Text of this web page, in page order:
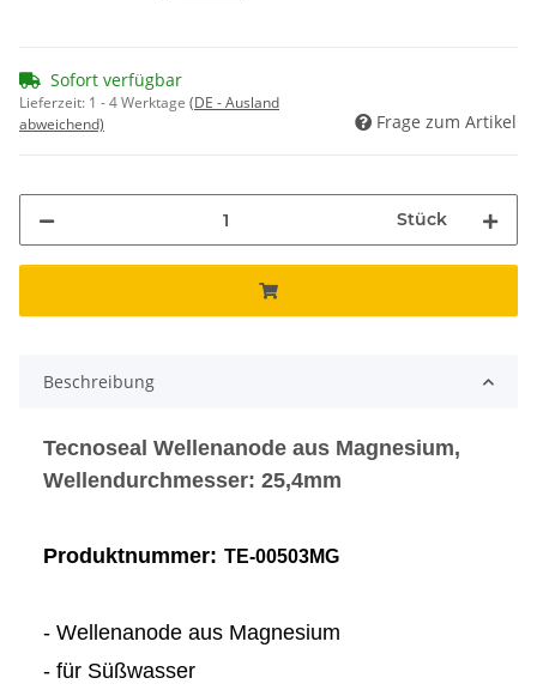
Sofort verfügbar
Lieferzeit: 1 - 4 Werktage (DE - Ausland
abweichend)
Frage zum Artikel
Stück
Beschreibung
Tecnoseal Wellenanode aus Magnesium,
Wellendurchmesser: 25,4mm
Produktnummer: TE-00503MG
- Wellenanode aus Magnesium
- für Süßwasser